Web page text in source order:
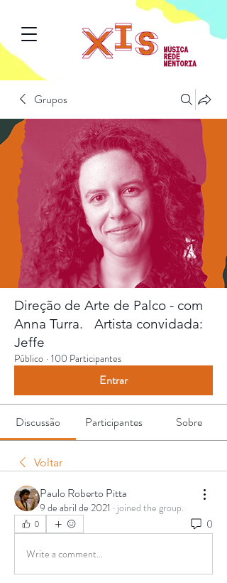
Grupos
Direção de Arte de Palco - com
Anna Turra. Artista convidada:
Jeffe
Público · 100 Participantes
Entrar
Discussão Participantes Sobre
Voltar
Paulo Roberto Pitta
9 de abril de 2021 · joined the group.
0 0
Write a comment...